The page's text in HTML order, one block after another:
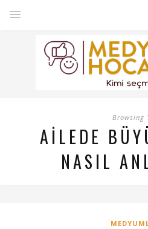
Browsing
AILEDE
NASIL